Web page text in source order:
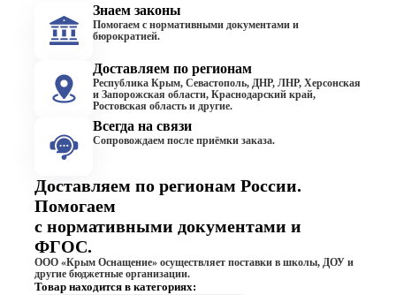
Знаем законы
Помогаем с нормативными документами и
бюрократией.
Доставляем по регионам
Республика Крым, Севастополь, ДНР, ЛНР, Херсонская
и Запорожская области, Краснодарский край,
Ростовская область и другие.
Всегда на связи
Сопровождаем после приёмки заказа.
Доставляем по регионам России.
Помогаем
с нормативными документами и
ФГОС.
ООО «Крым Оснащение» осуществляет поставки в школы, ДОУ и
другие бюджетные организации.
Товар находится в категориях: